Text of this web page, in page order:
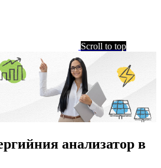
Scroll to top
анализатор в